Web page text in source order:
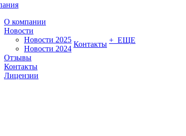
О компании
Новости
Новости 2025
Новости 2024
Отзывы
Контакты
Лицензии
Контакты + ЕЩЕ